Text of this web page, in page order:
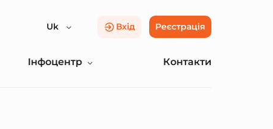
Uk Вхід Реєстрація
Інфоцентр Контакти